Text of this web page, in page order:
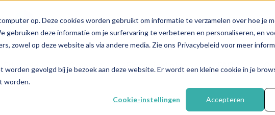
op. Deze cookies worden gebruikt om informatie te verzamelen over hoe je
gebruiken deze informatie om je surfervaring te verbeteren en personaliseren, en
zowel op deze website als via andere media. Zie ons Privacybeleid voor meer
worden gevolgd bij je bezoek aan deze website. Er wordt een kleine cookie in je
worden.
Cookie-instellingen Accepteren
Educatie Crypto Financieel plan FAQ